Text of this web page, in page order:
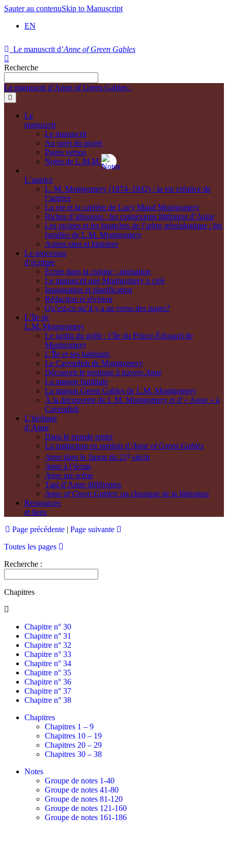
Sauter au contenuSkip to Manuscript
EN
Le manuscrit d’Anne of Green Gables
Recherche
Le manuscrit d’Anne of Green Gables :
Le
manuscrit
Le manuscrit
Au sujet du projet
Pages versos
Notes de L.M.M.
L’autrice
L. M. Montgomery (1874–1942) : la vie créative de
l’autrice
La vie et la carrière de Lucy Maud Montgomery
Riches d’allusions : les connexions littéraires d’Anne
Les racines et les branches de l’arbre généalogique : les
familles de L.M. Montgomery
Autres sites et histoires
Le processus
d’écriture
Écrire dans la cuisine : animation
Le manuscrit que Montgomery a créé
Imagination et planification
Rédaction et révision
Qu’est-ce qu’il y a au verso des pages?
L’île de
L.M. Montgomery
Le jardin du golfe : l’île du Prince-Édouard de
Montgomery
L’Île et ses habitants
Le Cavendish de Montgomery
Découvrir le territoire à travers Anne
La maison familiale
La maison Green Gables de L.M. Montgomery
À la découverte de L.M. Montgomery et d’« Anne » à
Cavendish
L’héritage
d’Anne
Dans le monde entier
La traduction en suédois d’Anne of Green Gables
Anne dans le Japon du 21 e siècle
Anne à l’écran
Anne sur scène
Tant d’Anne différentes
Anne of Green Gables: un classique de la littérature
Ressources
et liens
Page précédente | Page suivante
Toutes les pages
Recherche :
Chapitres
Chapitre n° 30
Chapitre n° 31
Chapitre n° 32
Chapitre n° 33
Chapitre n° 34
Chapitre n° 35
Chapitre n° 36
Chapitre n° 37
Chapitre n° 38
Chapitres
Chapitres 1 – 9
Chapitres 10 – 19
Chapitres 20 – 29
Chapitres 30 – 38
Notes
Groupe de notes 1-40
Groupe de notes 41-80
Groupe de notes 81-120
Groupe de notes 121-160
Groupe de notes 161-186